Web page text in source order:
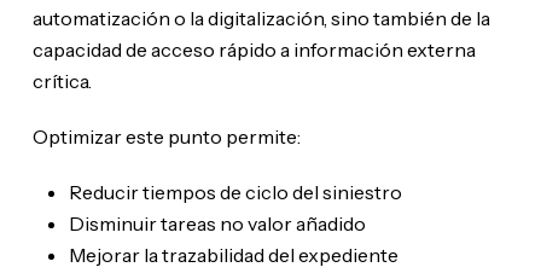
automatización o la digitalización, sino también de la
capacidad de acceso rápido a información externa
crítica.
Optimizar este punto permite:
Reducir tiempos de ciclo del siniestro
Disminuir tareas no valor añadido
Mejorar la trazabilidad del expediente